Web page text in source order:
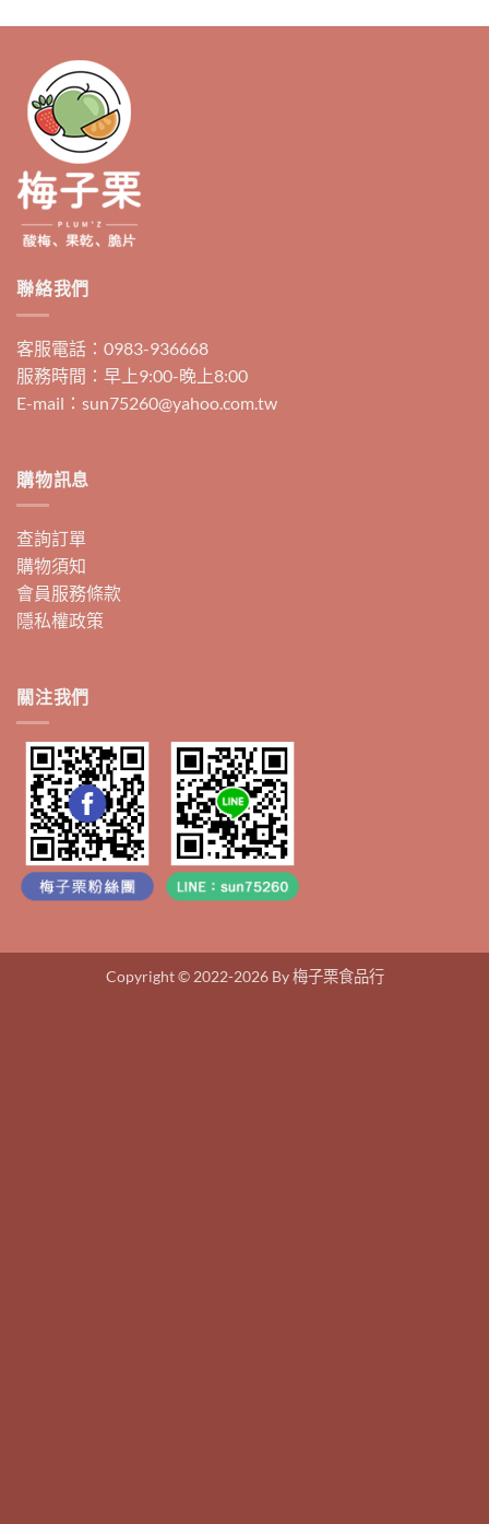
聯絡我們
客服電話：0983-936668
服務時間：早上9:00-晚上8:00
E-mail：sun75260@yahoo.com.tw
購物訊息
查詢訂單
購物須知
會員服務條款
隱私權政策
關注我們
Copyright © 2022-2026 By 梅子栗食品行